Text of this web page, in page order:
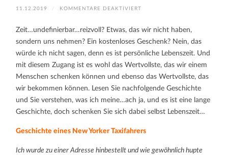
11.12.2019 / KOMMENTARE DEAKTIVIERT
ALLES
WAS
ICH
HABE…
Zeit…undefinierbar…reizvoll? Etwas, das wir nicht haben,
sondern uns nehmen? Ein kostenloses Geschenk? Nein, das
würde ich nicht sagen, denn es ist persönliche Lebenszeit. Und
mit diesem Zugang ist es wohl das Wertvollste, das wir einem
Menschen schenken können und ebenso das Wertvollste, das
wir bekommen können. Lesen Sie nachfolgende Geschichte
und Sie verstehen, was ich meine…ach ja, und es ist eine lange
Geschichte, doch schenken Sie sich dabei selbst Lebenszeit…
Geschichte eines New Yorker Taxifahrers
Ich wurde zu einer Adresse hinbestellt und wie gewöhnlich hupte